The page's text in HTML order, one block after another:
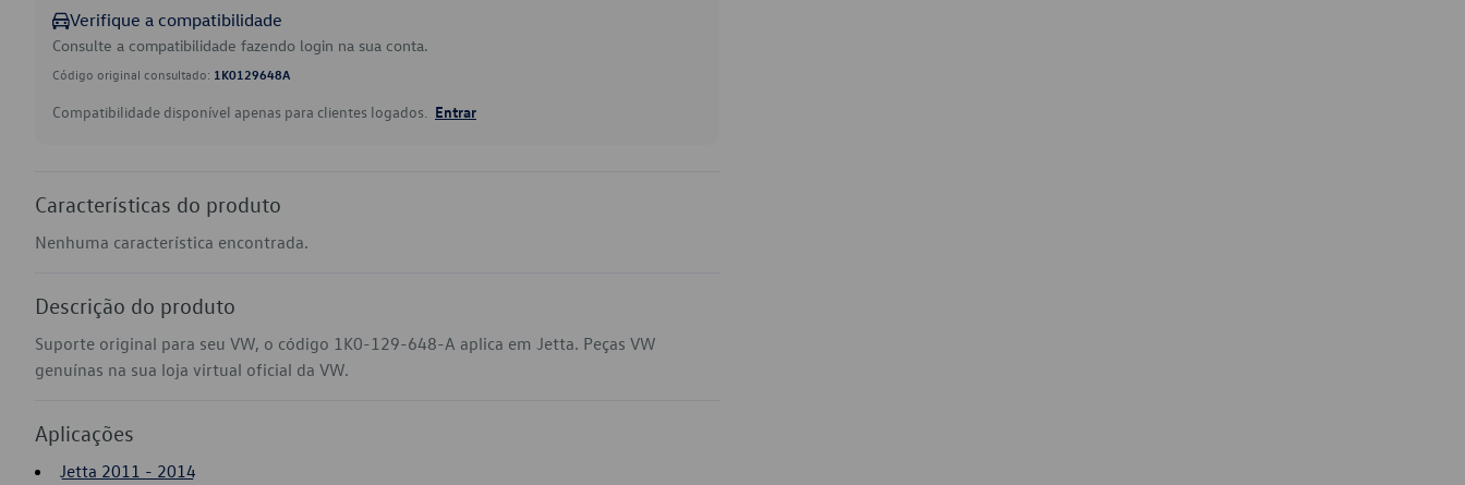
Verifique a compatibilidade
Consulte a compatibilidade fazendo login na sua conta.
Código original consultado: 1K0129648A
Compatibilidade disponível apenas para clientes logados. Entrar
Características do produto
Nenhuma característica encontrada.
Descrição do produto
Suporte original para seu VW, o código 1K0-129-648-A aplica em Jetta. Peças VW
genuínas na sua loja virtual oficial da VW.
Aplicações
Jetta 2011 - 2014